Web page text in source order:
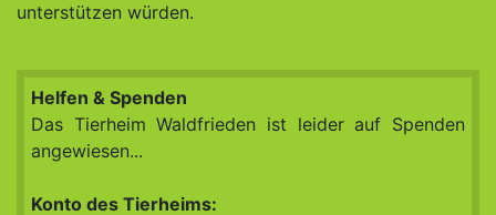
unterstützen würden.
Helfen & Spenden
Das Tierheim Waldfrieden ist leider auf Spenden
angewiesen...
Konto des Tierheims: